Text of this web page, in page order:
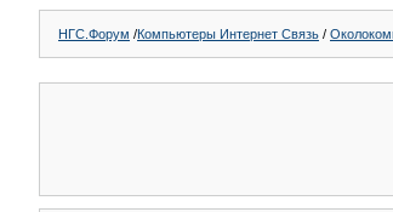
НГС.Форум /Компьютеры Интернет Связь /